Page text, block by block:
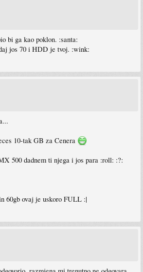
bi ga kao poklon. :santa:
jos 70 i HDD je tvoj. :wink:
10-tak GB za Cenera
500 dadnem ti njega i jos para :roll: :?:
60gb ovaj je uskoro FULL :|